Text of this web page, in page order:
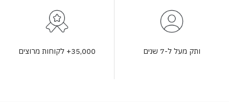
ותק מעל ל-7 שנים 35,000+ לקוחות מרוצים